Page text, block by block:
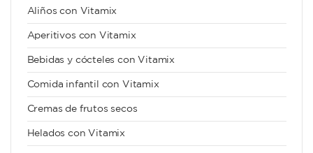
Aliños con Vitamix
Aperitivos con Vitamix
Bebidas y cócteles con Vitamix
Comida infantil con Vitamix
Cremas de frutos secos
Helados con Vitamix